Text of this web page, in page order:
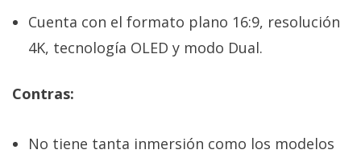
Cuenta con el formato plano 16:9, resolución
4K, tecnología OLED y modo Dual.
Contras:
No tiene tanta inmersión como los modelos